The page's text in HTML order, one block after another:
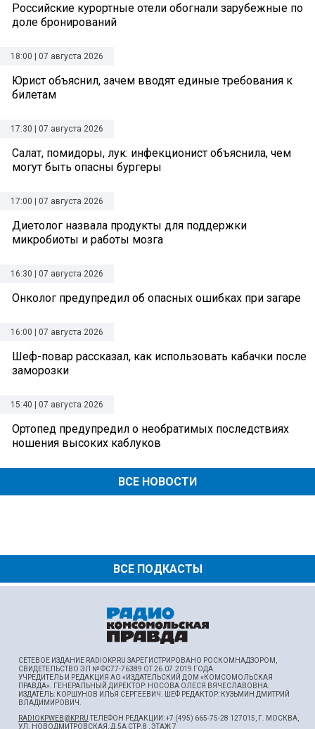
ВСЕ ПОДКАСТЫ
Российские курортные отели обогнали зарубежные по
доле бронирований
18:00 | 07 августа 2026
Юрист объяснил, зачем вводят единые требования к
билетам
17:30 | 07 августа 2026
Салат, помидоры, лук: инфекционист объяснила, чем
могут быть опасны бургеры
17:00 | 07 августа 2026
Диетолог назвала продукты для поддержки
микробиоты и работы мозга
16:30 | 07 августа 2026
Онколог предупредил об опасных ошибках при загаре
16:00 | 07 августа 2026
Шеф-повар рассказал, как использовать кабачки после
заморозки
15:40 | 07 августа 2026
Ортопед предупредил о необратимых последствиях
ношения высоких каблуков
ВСЕ НОВОСТИ
СЕТЕВОЕ ИЗДАНИЕ RADIOKP.RU ЗАРЕГИСТРИРОВАНО РОСКОМНАДЗОРОМ,
СВИДЕТЕЛЬСТВО ЭЛ № ФС77-76389 ОТ 26.07.2019 ГОДА.
УЧРЕДИТЕЛЬ И РЕДАКЦИЯ АО «ИЗДАТЕЛЬСКИЙ ДОМ «КОМСОМОЛЬСКАЯ
ПРАВДА». ГЕНЕРАЛЬНЫЙ ДИРЕКТОР: НОСОВА ОЛЕСЯ ВЯЧЕСЛАВОВНА.
ИЗДАТЕЛЬ: КОРШУНОВ ИЛЬЯ СЕРГЕЕВИЧ. ШEФ РЕДАКТОР: КУЗЬМИН ДМИТРИЙ
ВЛАДИМИРОВИЧ.
RADIOKPWEB@KP.RUТЕЛЕФОН РЕДАКЦИИ: +7 (495) 665-75-28 127015, Г. МОСКВА,
УЛ. НОВОДМИТРОВСКАЯ, Д.5А СТР.8 , ЭТАЖ 7